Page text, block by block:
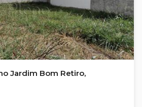
Jardim Bom Retiro,